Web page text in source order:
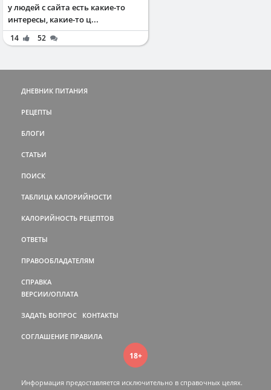
у людей с сайта есть какие-то
интересы, какие-то ц...
14 52
ДНЕВНИК ПИТАНИЯ
РЕЦЕПТЫ
БЛОГИ
СТАТЬИ
ПОИСК
ТАБЛИЦА КАЛОРИЙНОСТИ
КАЛОРИЙНОСТЬ РЕЦЕПТОВ
ОТВЕТЫ
ПРАВООБЛАДАТЕЛЯМ
СПРАВКА
ВЕРСИИ/ОПЛАТА
ЗАДАТЬ ВОПРОС КОНТАКТЫ
СОГЛАШЕНИЕ ПРАВИЛА
18+
Информация предоставляется исключительно в справочных целях.